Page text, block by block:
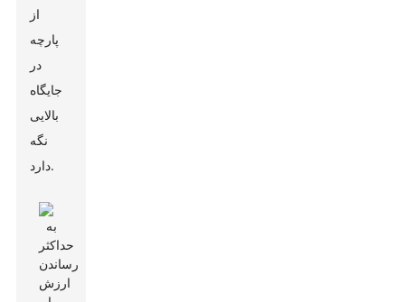
از
پارچه
در
جایگاه
بالایی
نگه
دارد.